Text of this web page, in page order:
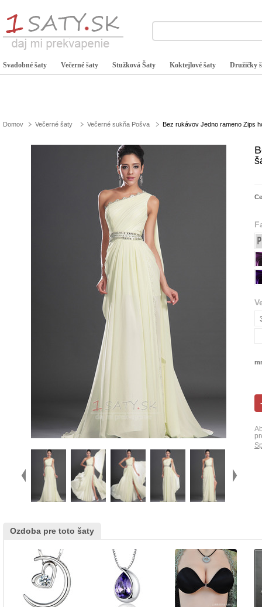
Svadobné šaty Večerné šaty Stužková Šaty Koktejlové šaty Družičky
Domov Večerné šaty Večerné sukňa Pošva Bez rukávov Jedno rameno Zips
Ozdoba pre toto šaty